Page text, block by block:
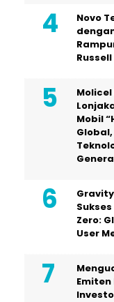
Novo
Mobil
Zero:
User